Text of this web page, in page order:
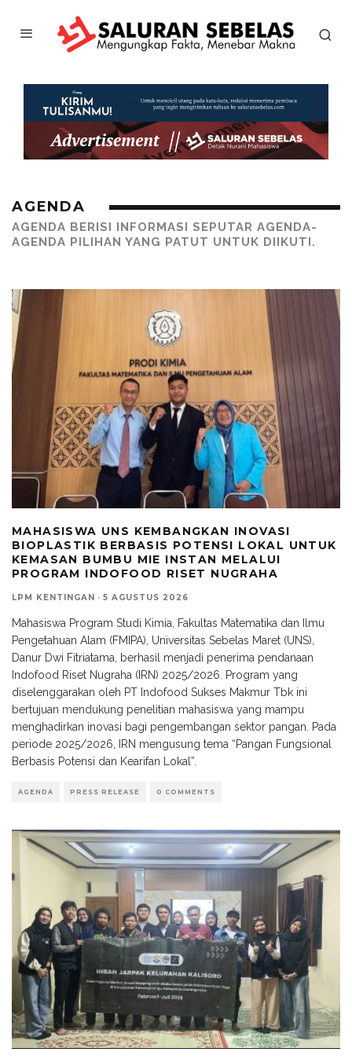
AGENDA
AGENDA BERISI INFORMASI SEPUTAR AGENDA-
AGENDA PILIHAN YANG PATUT UNTUK DIIKUTI.
MAHASISWA UNS KEMBANGKAN INOVASI
BIOPLASTIK BERBASIS POTENSI LOKAL UNTUK
KEMASAN BUMBU MIE INSTAN MELALUI
PROGRAM INDOFOOD RISET NUGRAHA
LPM KENTINGAN · 5 AGUSTUS 2026
Mahasiswa Program Studi Kimia, Fakultas Matematika dan Ilmu
Pengetahuan Alam (FMIPA), Universitas Sebelas Maret (UNS),
Danur Dwi Fitriatama, berhasil menjadi penerima pendanaan
Indofood Riset Nugraha (IRN) 2025/2026. Program yang
diselenggarakan oleh PT Indofood Sukses Makmur Tbk ini
bertujuan mendukung penelitian mahasiswa yang mampu
menghadirkan inovasi bagi pengembangan sektor pangan. Pada
periode 2025/2026, IRN mengusung tema “Pangan Fungsional
Berbasis Potensi dan Kearifan Lokal”.
AGENDA PRESS RELEASE 0 COMMENTS